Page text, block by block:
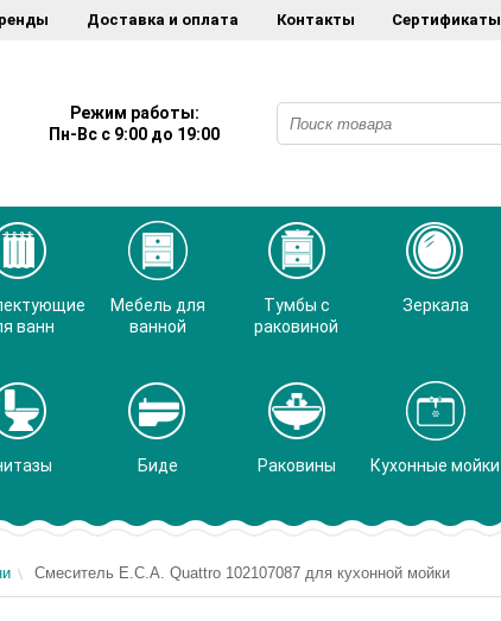
Доставка и оплата Контакты Сертификаты
Режим работы:
Пн-Вс с 9:00 до 19:00
ванн
Мебель для
ванной
Тумбы с
раковиной
Зеркала
Биде Раковины Кухонные мойки
Смеситель E.C.A. Quattro 102107087 для кухонной мойки